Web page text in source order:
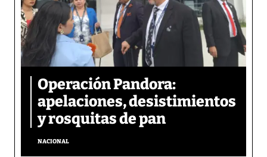
Operación Pandora:
apelaciones, desistimientos
y rosquitas de pan
NACIONAL